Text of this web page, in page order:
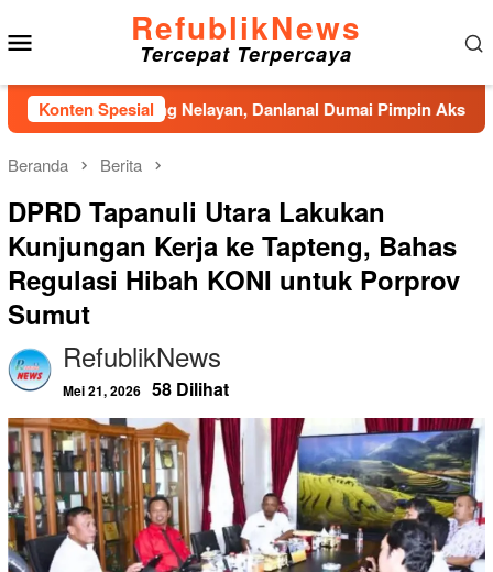
ke
konten
RefublikNews
Tercepat Terpercaya
Konten Spesial
Kampung Nelayan, Danlanal Dumai Pimpin Aksi Bakti Sosial
Beranda Berita
DPRD Tapanuli Utara Lakukan
Kunjungan Kerja ke Tapteng, Bahas
Regulasi Hibah KONI untuk Porprov
Sumut
RefublikNews
Mei 21, 2026 58 Dilihat